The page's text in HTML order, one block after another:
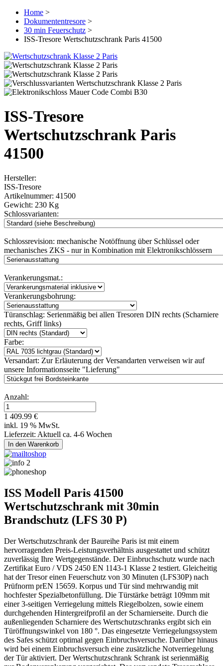
Home >
Dokumententresore >
30 min Feuerschutz >
ISS-Tresore Wertschutzschrank Paris 41500
ISS-Tresore
Wertschutzschrank Paris
41500
Hersteller:
ISS-Tresore
Artikelnummer: 41500
Gewicht: 230 Kg
Schlossvarianten:
Schlossrevision: mechanische Notöffnung über Schlüssel oder
mechanisches ZKS - nur in Kombination mit Elektronikschlössern
Verankerungsmat.:
Verankerungsbohrung:
Türanschlag: Serienmäßig bei allen Tresoren DIN rechts (Scharniere
rechts, Griff links)
Farbe:
Versandart: Zur Erläuterung der Versandarten verweisen wir auf
unsere Informationsseite "Lieferung"
Anzahl:
1 409.99 €
inkl. 19 % MwSt.
Lieferzeit: Aktuell ca. 4-6 Wochen
ISS Modell Paris 41500
Wertschutzschrank mit 30min
Brandschutz (LFS 30 P)
Der Wertschutzschrank der Baureihe Paris ist mit einem
hervorragenden Preis-Leistungsverhältnis ausgestattet und schützt
zuverlässig Ihre Wertgegenstände. Der Einbruchschutz wurde nach
Zertifikat Euro / VDS 2450 EN 1143-1 Klasse 2 testiert. Gleicheitig
hat der Tresor einen Feuerschutz von 30 Minuten (LFS30P) nach
Prüfnorm prEN 15659. Korpus und Tür sind mehrwandig mit
hochfester Spezialbetonfüllung. Die Türstärke beträgt 109mm mit
einer 3-seitigen Verriegelung mittels Riegelbolzen, sowie einem
durchgehenden Hintergreifprofil an der Scharnierseite. Durch die
außenliegenden Scharniere des Wertschutzschranks ergibt sich ein
Türöffnungswinkel von 180 °. Das eingesetzte Verriegelungssystem
des Safes schützt optimal gegen Einbruchsversuche. Darüber hinaus
wird bei einem Einbruchsversuch eine zusätzliche Notverriegelung
der Tür aktiviert. Der Wertschutzschrank Schrank ist serienmäßig